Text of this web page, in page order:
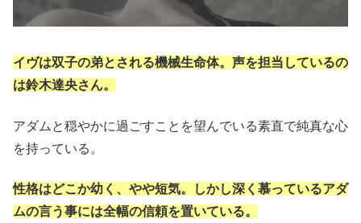
イヴは双子の弟とされる機械生命体。声を担当しているの
は鈴木達央さん。
アダムと穏やかに過ごすことを望んでいる素直で純真な心
を持っている。
性格はどこか幼く、やや短気。しかし深く慕っているアダ
ムの言う事には全幅の信頼を置いている。